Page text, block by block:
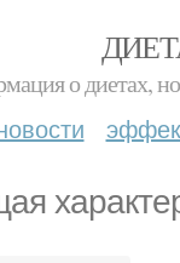
о диетах,